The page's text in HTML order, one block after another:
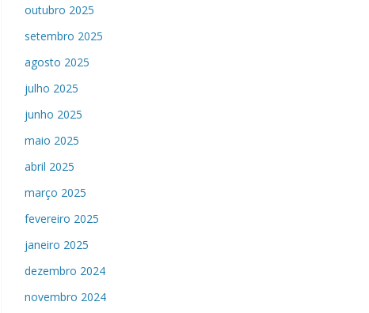
outubro 2025
setembro 2025
agosto 2025
julho 2025
junho 2025
maio 2025
abril 2025
março 2025
fevereiro 2025
janeiro 2025
dezembro 2024
novembro 2024